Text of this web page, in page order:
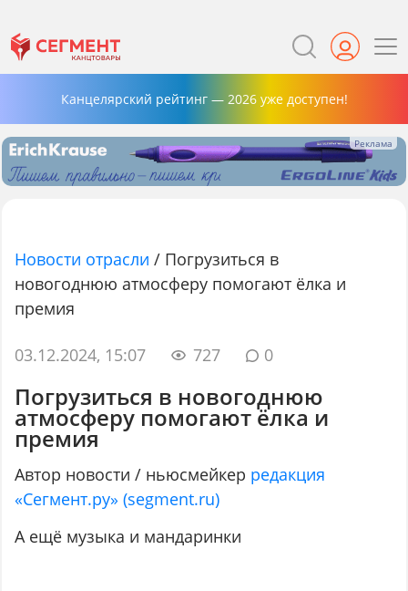
Канцелярский рейтинг — 2026 уже доступен!
Новости отрасли / Погрузиться в
новогоднюю атмосферу помогают ёлка и
премия
03.12.2024, 15:07 727 0
Погрузиться в новогоднюю
атмосферу помогают ёлка и
премия
Автор новости / ньюсмейкер редакция
«Сегмент.ру» (segment.ru)
А ещё музыка и мандаринки